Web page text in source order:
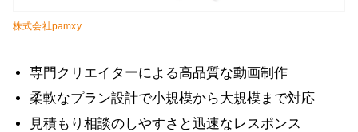
株式会社pamxy
専門クリエイターによる高品質な動画制作
柔軟なプラン設計で小規模から大規模まで対応
見積もり相談のしやすさと迅速なレスポンス